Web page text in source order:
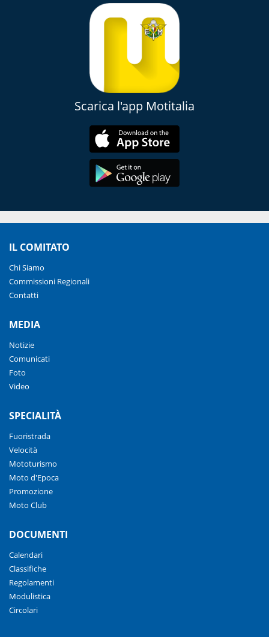
Scarica l'app Motitalia
IL COMITATO
Chi Siamo
Commissioni Regionali
Contatti
MEDIA
Notizie
Comunicati
Foto
Video
SPECIALITÀ
Fuoristrada
Velocità
Mototurismo
Moto d'Epoca
Promozione
Moto Club
DOCUMENTI
Calendari
Classifiche
Regolamenti
Modulistica
Circolari